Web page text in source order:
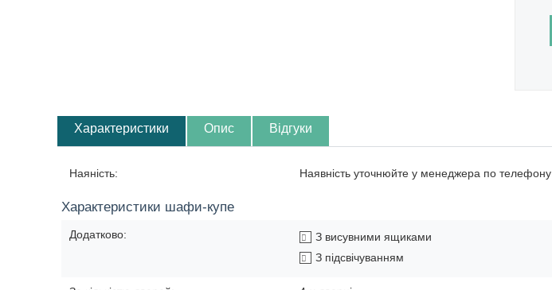
Характеристики Опис Відгуки
Наяність: Наявність уточнюйте у менеджера по телефону
Характеристики шафи-купе
Додатково:
З висувними ящиками
З підсвічуванням